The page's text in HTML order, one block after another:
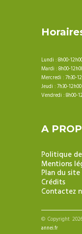
Lundi : 8h00-
Mardi : 8h00-
Mercredi : 7h30-
Jeudi : 7h30-12h00
Vendredi : 8h00-
A
Politique
Mentions
Plan du site
Crédits
Contactez
© Copyright
annei.fr